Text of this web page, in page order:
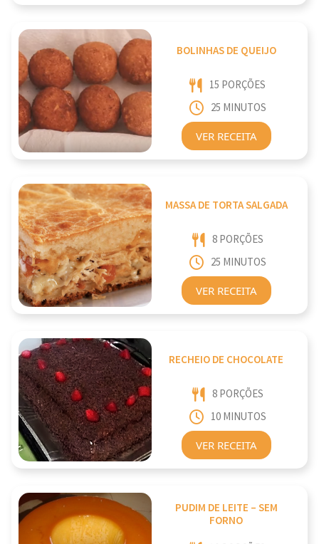
BOLINHAS DE QUEIJO
15 PORÇÕES
25 MINUTOS
VER RECEITA
MASSA DE TORTA SALGADA
8 PORÇÕES
25 MINUTOS
VER RECEITA
RECHEIO DE CHOCOLATE
8 PORÇÕES
10 MINUTOS
VER RECEITA
PUDIM DE LEITE – SEM
FORNO